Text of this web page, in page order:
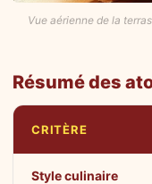
Vue aérienne de la
Résumé des
CRITÈRE
Style culinaire